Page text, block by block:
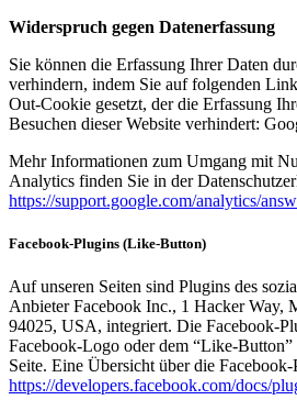
Widerspruch gegen Datenerfassung
Sie können die Erfassung Ihrer Daten
verhindern, indem Sie auf folgenden
Out-Cookie gesetzt, der die Erfassung
Besuchen dieser Website verhindert:
Mehr Informationen zum Umgang mit
Analytics finden Sie in der
https://support.google.com/analytics/
Facebook-Plugins (Like-Button)
Auf unseren Seiten sind Plugins des
Anbieter Facebook Inc., 1 Hacker Way,
94025, USA, integriert. Die Facebook-
Facebook-Logo oder dem “Like-
Seite. Eine Übersicht über die
https://developers.facebook.com/docs/